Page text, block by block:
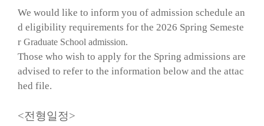
We would like to inform you of admission schedule an
d eligibility requirements for the 2026 Spring Semeste
r Graduate School admission.
Those who wish to apply for the Spring admissions are
advised to refer to the information below and the attac
hed file.
<전형일정>